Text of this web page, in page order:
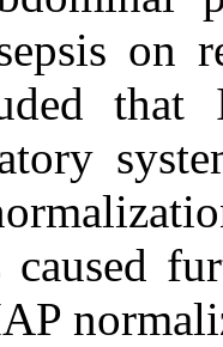
on
that
caused